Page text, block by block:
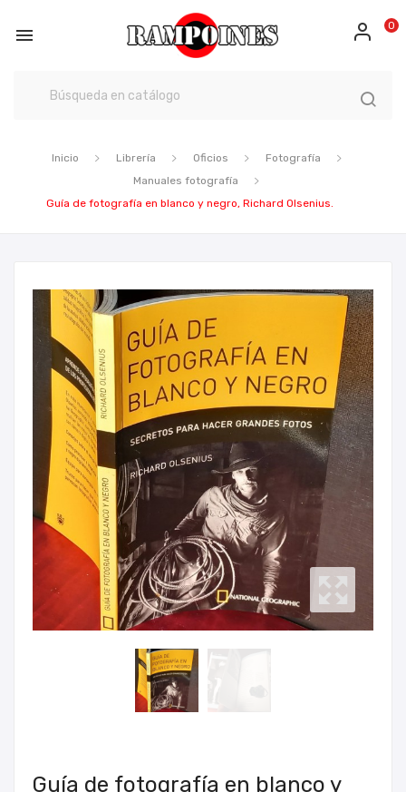
 0
Inicio Librería Oficios
Fotografía
Manuales fotografía
Guía de fotografía en blanco y negro, Richard Olsenius.
Guía de fotografía en blanco y